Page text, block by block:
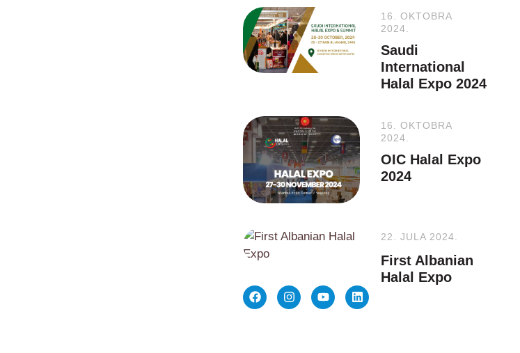
16. OKTOBRA
2024.
Saudi
International
Halal Expo 2024
16. OKTOBRA
2024.
OIC Halal Expo
2024
22. JULA 2024.
First Albanian
Halal Expo